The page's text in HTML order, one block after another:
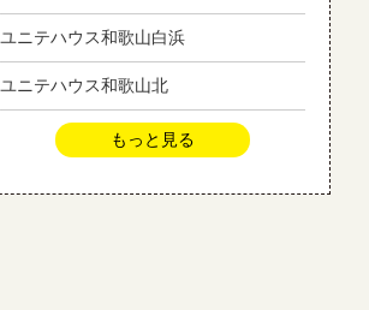
ユニテハウス和歌山白浜
ユニテハウス和歌山北
もっと見る